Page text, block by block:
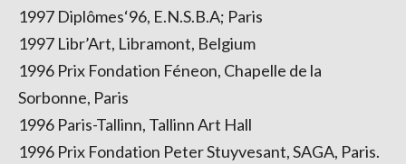
1997 Diplômes‘96, E.N.S.B.A; Paris
1997 Libr’Art, Libramont, Belgium
1996 Prix Fondation Féneon, Chapelle de la
Sorbonne, Paris
1996 Paris-Tallinn, Tallinn Art Hall
1996 Prix Fondation Peter Stuyvesant, SAGA, Paris.